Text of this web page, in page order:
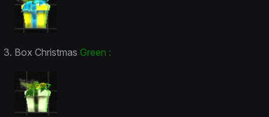
Box Christmas Green :